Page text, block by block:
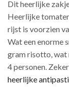
Dit heerlijke
Heerlijke
rijst is voorzien
Wat een enorme
gram risotto, wat
4 personen.
heerlijke antipasti